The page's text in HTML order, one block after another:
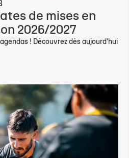
de mises en
2026/2027
! Découvrez dès aujourd'hui